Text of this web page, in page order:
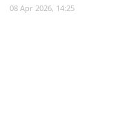
08 Apr 2026, 14:25